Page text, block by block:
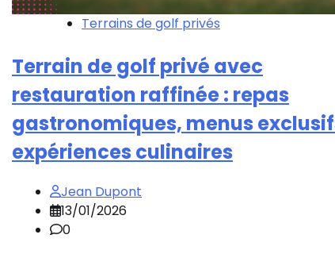
Terrains de golf privés
Terrain de golf privé avec
restauration raffinée : repas
gastronomiques, menus
expériences culinaires
Jean Dupont
13/01/2026
0